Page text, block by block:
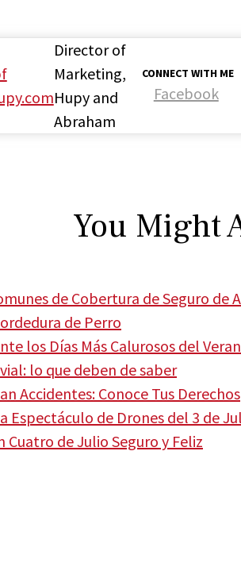
CONNECT WITH ME
Facebook
Director of
Marketing,
Hupy and
Abraham
You Might
de Cobertura de Seguro de
de Perro
los Días Más Calurosos del
lo que deben de saber
Accidentes: Conoce Tus Derechos
Espectáculo de Drones del 3 de
Cuatro de Julio Seguro y Feliz